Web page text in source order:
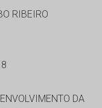
RIBEIRO
DA